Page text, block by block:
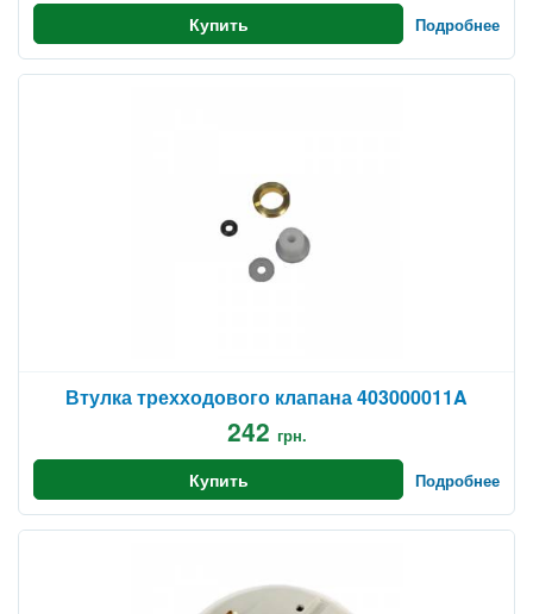
Купить Подробнее
Втулка трехходового клапана 403000011A
242 грн.
Купить Подробнее